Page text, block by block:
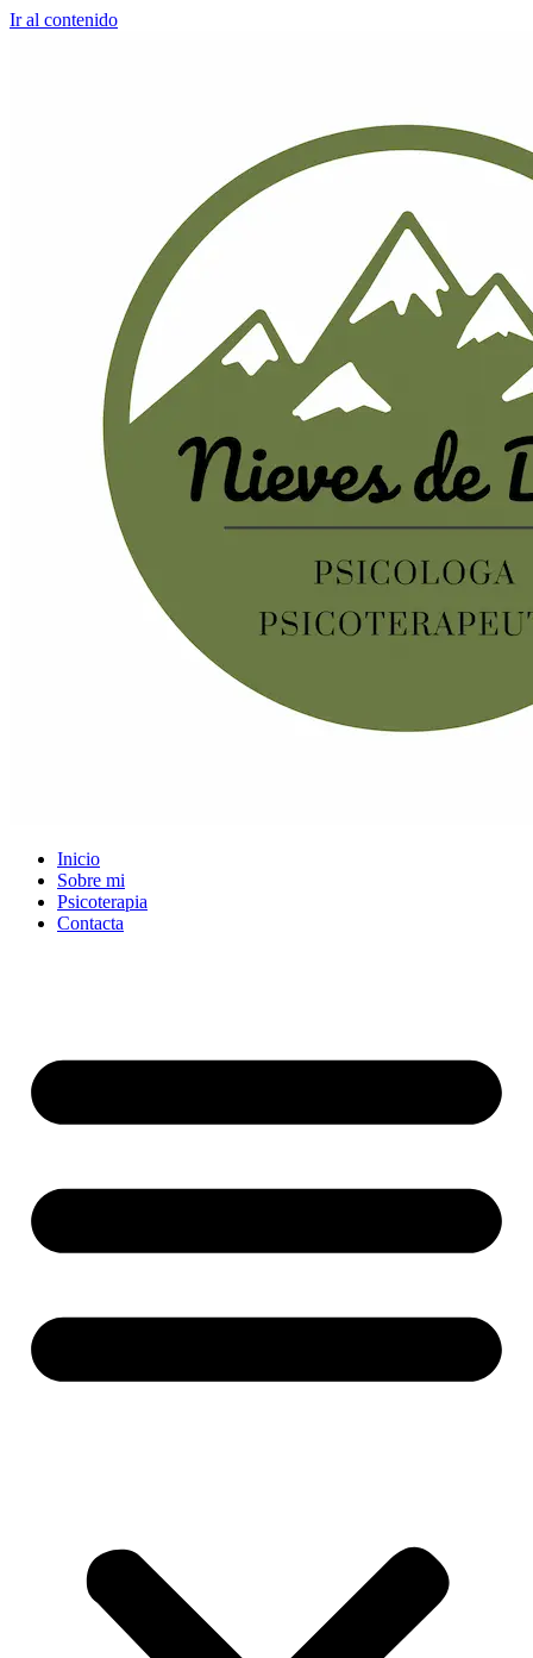
Ir al contenido
Inicio
Sobre mi
Psicoterapia
Contacta